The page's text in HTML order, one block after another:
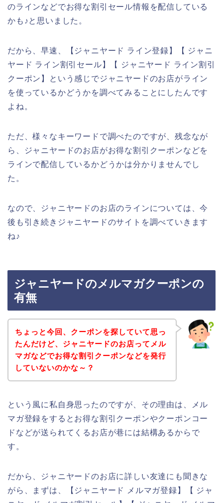
のラインなどでお得な割引セール情報を配信している
かも♪と思いました。
だから、早速、【ジャニヤード ライン登録】【 ジャニ
ヤード ライン割引セール】【 ジャニヤード ライン割引
クーポン】という感じでジャニヤードのお店がライン
を使っているかどうかを調べてみることにしたんです
よね。
ただ、様々なキーワードで調べたのですが、残念なが
ら、ジャニヤードのお店がお得な割引クーポンなどを
ラインで配信しているかどうかは分かりませんでし
た。
なので、ジャニヤードのお店のラインについては、今
後も引き続きジャニヤードのサイトを調べていきます
ね♪
ジャニヤードのメルマガクーポンの
有無
ちょっと今回、クーポンを探していて思っ
たんだけど、ジャニヤードのお店ってメル
マガなどでお得な割引クーポンなどを発行
していないのかな～？
という風に私自身思ったのですが、その理由は、メル
マガ登録をするとお得な割引クーポンやクーポンコー
ドなどが送られてくるお店が巷には結構あるからで
す。
だから、ジャニヤードのお店に詳しい友達にも聞きな
がら、まずは、【ジャニヤード メルマガ登録】【 ジャ